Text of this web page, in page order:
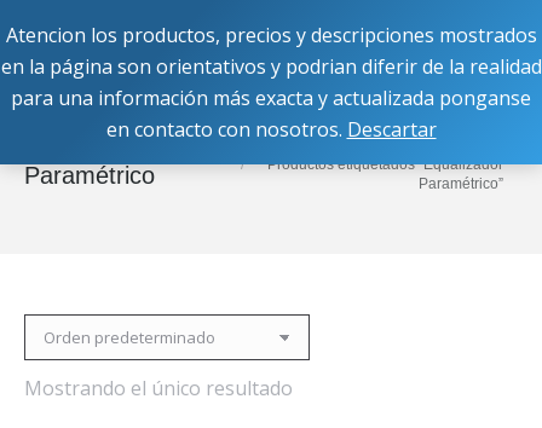
Buscar:
Paramétrico
Productos etiquetados “Equalizador
Paramétrico”
Mostrando el único resultado
Atencion los productos, precios y descripciones mostrados
en la página son orientativos y podrian diferir de la realidad
para una información más exacta y actualizada ponganse
en contacto con nosotros. Descartar